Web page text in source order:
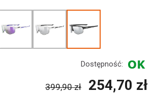
Dostępność:
399,90 zł 254,70 zł